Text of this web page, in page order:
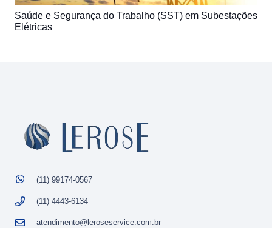
Saúde e Segurança do Trabalho (SST) em Subestações
Elétricas
(11) 99174-0567
(11) 4443-6134
atendimento@leroseservice.com.br